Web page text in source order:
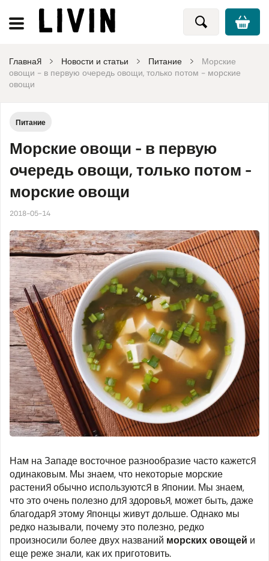
Главная Новости и статьи Питание
Морские
овощи - в первую очередь овощи, только потом - морские
овощи
Питание
Морские овощи - в первую
очередь овощи, только потом -
морские овощи
2018-05-14
Нам на Западе восточное разнообразие часто кажется
одинаковым. Мы знаем, что некоторые морские
растения обычно используются в Японии. Мы знаем,
что это очень полезно для здоровья, может быть, даже
благодаря этому японцы живут дольше. Однако мы
редко называли, почему это полезно, редко
произносили более двух названий морских овощей и
еще реже знали, как их приготовить.